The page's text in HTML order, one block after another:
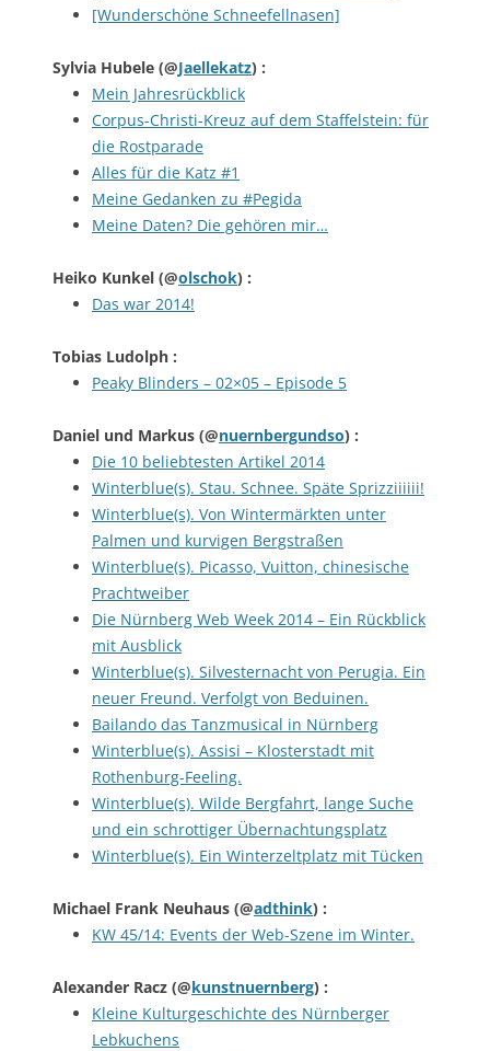
[Wunderschöne Schneefellnasen]
Sylvia Hubele (@Jaellekatz) :
Mein Jahresrückblick
Corpus-Christi-Kreuz auf dem Staffelstein: für
die Rostparade
Alles für die Katz #1
Meine Gedanken zu #Pegida
Meine Daten? Die gehören mir…
Heiko Kunkel (@olschok) :
Das war 2014!
Tobias Ludolph :
Peaky Blinders – 02×05 – Episode 5
Daniel und Markus (@nuernbergundso) :
Die 10 beliebtesten Artikel 2014
Winterblue(s). Stau. Schnee. Späte Sprizziiiiii!
Winterblue(s). Von Wintermärkten unter
Palmen und kurvigen Bergstraßen
Winterblue(s). Picasso, Vuitton, chinesische
Prachtweiber
Die Nürnberg Web Week 2014 – Ein Rückblick
mit Ausblick
Winterblue(s). Silvesternacht von Perugia. Ein
neuer Freund. Verfolgt von Beduinen.
Bailando das Tanzmusical in Nürnberg
Winterblue(s). Assisi – Klosterstadt mit
Rothenburg-Feeling.
Winterblue(s). Wilde Bergfahrt, lange Suche
und ein schrottiger Übernachtungsplatz
Winterblue(s). Ein Winterzeltplatz mit Tücken
Michael Frank Neuhaus (@adthink) :
KW 45/14: Events der Web-Szene im Winter.
Alexander Racz (@kunstnuernberg) :
Kleine Kulturgeschichte des Nürnberger
Lebkuchens